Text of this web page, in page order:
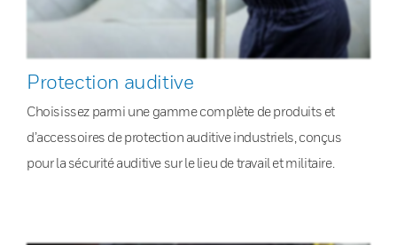
Protection auditive
Choisissez parmi une gamme complète de produits et
d’accessoires de protection auditive industriels, conçus
pour la sécurité auditive sur le lieu de travail et militaire.